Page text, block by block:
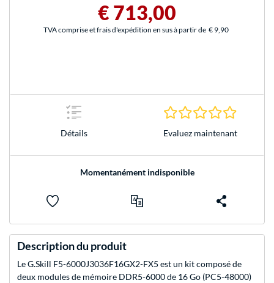
€ 713,00
TVA comprise et frais d'expédition en sus à partir de € 9,90
Détails Evaluez maintenant
Momentanément indisponible
Description du produit
Le G.Skill F5-6000J3036F16GX2-FX5 est un kit composé de
deux modules de mémoire DDR5-6000 de 16 Go (PC5-48000)